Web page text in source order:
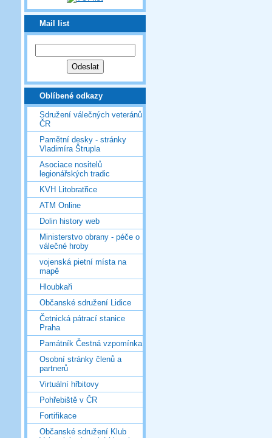
Mail list
Oblíbené odkazy
Sdružení válečných veteránů
ČR
Pamětní desky - stránky
Vladimíra Štrupla
Asociace nositelů
legionářských tradic
KVH Litobratřice
ATM Online
Dolin history web
Ministerstvo obrany - péče o
válečné hroby
vojenská pietní místa na
mapě
Hloubkaři
Občanské sdružení Lidice
Četnická pátrací stanice
Praha
Památník Čestná vzpomínka
Osobní stránky členů a
partnerů
Virtuální hřbitovy
Pohřebiště v ČR
Fortifikace
Občanské sdružení Klub